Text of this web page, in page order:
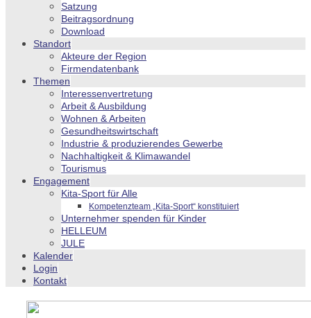
Satzung
Beitragsordnung
Download
Standort
Akteure der Region
Firmendatenbank
Themen
Interessenvertretung
Arbeit & Ausbildung
Wohnen & Arbeiten
Gesundheitswirtschaft
Industrie & produzierendes Gewerbe
Nachhaltigkeit & Klimawandel
Tourismus
Engagement
Kita-Sport für Alle
Kompetenzteam „Kita-Sport“ konstituiert
Unternehmer spenden für Kinder
HELLEUM
JULE
Kalender
Login
Kontakt